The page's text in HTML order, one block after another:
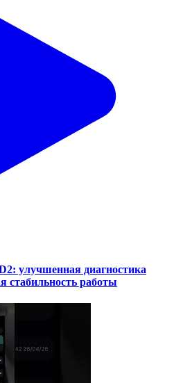
улучшенная диагностика
стабильность работы